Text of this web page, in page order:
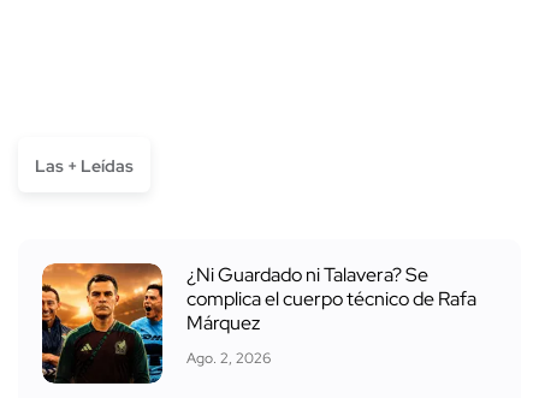
Las + Leídas
¿Ni Guardado ni Talavera? Se
complica el cuerpo técnico de Rafa
Márquez
Ago. 2, 2026